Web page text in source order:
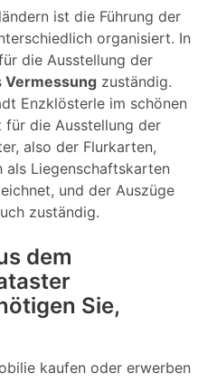
ist die Führung der
organisiert. In
die Ausstellung der
Vermessung zuständig.
Enzklösterle im schönen
die Ausstellung der
also der Flurkarten,
als Liegenschaftskarten
und der Auszüge
zuständig.
dem
Sie,
kaufen oder erwerben